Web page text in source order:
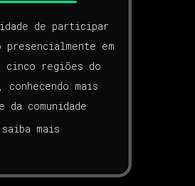
de participar
presencialmente em
cinco regiões do
mais
da comunidade
saiba mais